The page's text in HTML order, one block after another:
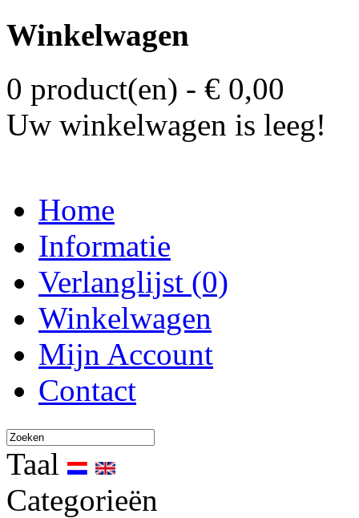
Winkelwagen
0 product(en) - € 0,00
Uw winkelwagen is leeg!
Home
Informatie
Verlanglijst (0)
Winkelwagen
Mijn Account
Contact
Taal
Categorieën